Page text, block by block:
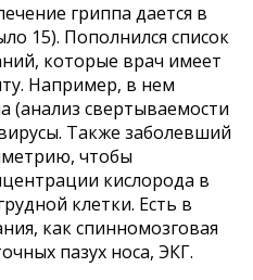
гриппа дается в
15). Пополнился список
которые врач имеет
Например, в нем
(анализ свертываемости
Также заболевший
чтобы
кислорода в
клетки. Есть в
как спинномозговая
пазух носа, ЭКГ.